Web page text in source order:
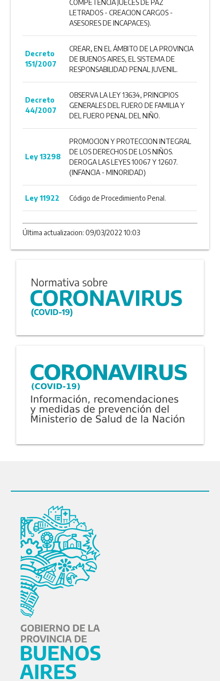
COMPETENCIA JUECES DE PAZ
LETRADOS - CREACION CARGOS -
ASESORES DE INCAPACES).
Decreto
151/2007
CREAR, EN EL ÁMBITO DE LA PROVINCIA
DE BUENOS AIRES, EL SISTEMA DE
RESPONSABILIDAD PENAL JUVENIL.
Decreto
44/2007
OBSERVA LA LEY 13634, PRINCIPIOS
GENERALES DEL FUERO DE FAMILIA Y
DEL FUERO PENAL DEL NIÑO.
Ley 13298
PROMOCION Y PROTECCION INTEGRAL
DE LOS DERECHOS DE LOS NIÑOS.
DEROGA LAS LEYES 10067 Y 12607.
(INFANCIA - MINORIDAD)
Ley 11922 Código de Procedimiento Penal.
Última actualizacion: 09/03/2022 10:03